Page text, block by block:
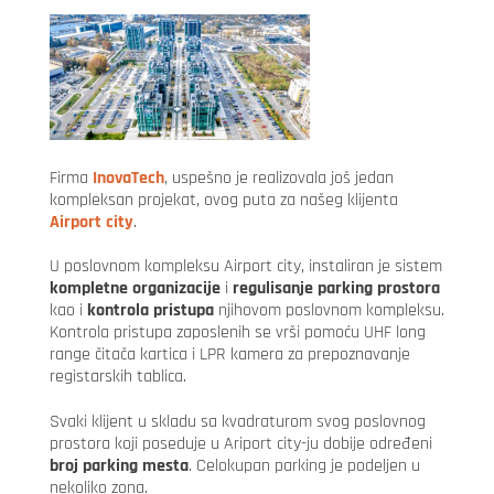
Firma InovaTech, uspešno je realizovala još jedan
kompleksan projekat, ovog puta za našeg klijenta
Airport city.
U poslovnom kompleksu Airport city, instaliran je sistem
kompletne organizacije i regulisanje parking prostora
kao i kontrola pristupa njihovom poslovnom kompleksu.
Kontrola pristupa zaposlenih se vrši pomoću UHF long
range čitača kartica i LPR kamera za prepoznavanje
registarskih tablica.
Svaki klijent u skladu sa kvadraturom svog poslovnog
prostora koji poseduje u Ariport city-ju dobije određeni
broj parking mesta. Celokupan parking je podeljen u
nekoliko zona.